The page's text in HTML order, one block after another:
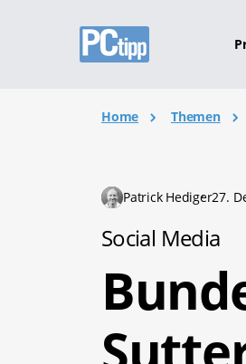
Home Themen
Patrick Hediger27.
Social Media